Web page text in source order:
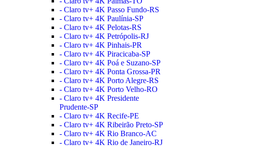
- Claro tv+ 4K Passo Fundo-RS
- Claro tv+ 4K Paulínia-SP
- Claro tv+ 4K Pelotas-RS
- Claro tv+ 4K Petrópolis-RJ
- Claro tv+ 4K Pinhais-PR
- Claro tv+ 4K Piracicaba-SP
- Claro tv+ 4K Poá e Suzano-SP
- Claro tv+ 4K Ponta Grossa-PR
- Claro tv+ 4K Porto Alegre-RS
- Claro tv+ 4K Porto Velho-RO
- Claro tv+ 4K Presidente
Prudente-SP
- Claro tv+ 4K Recife-PE
- Claro tv+ 4K Ribeirão Preto-SP
- Claro tv+ 4K Rio Branco-AC
- Claro tv+ 4K Rio de Janeiro-RJ